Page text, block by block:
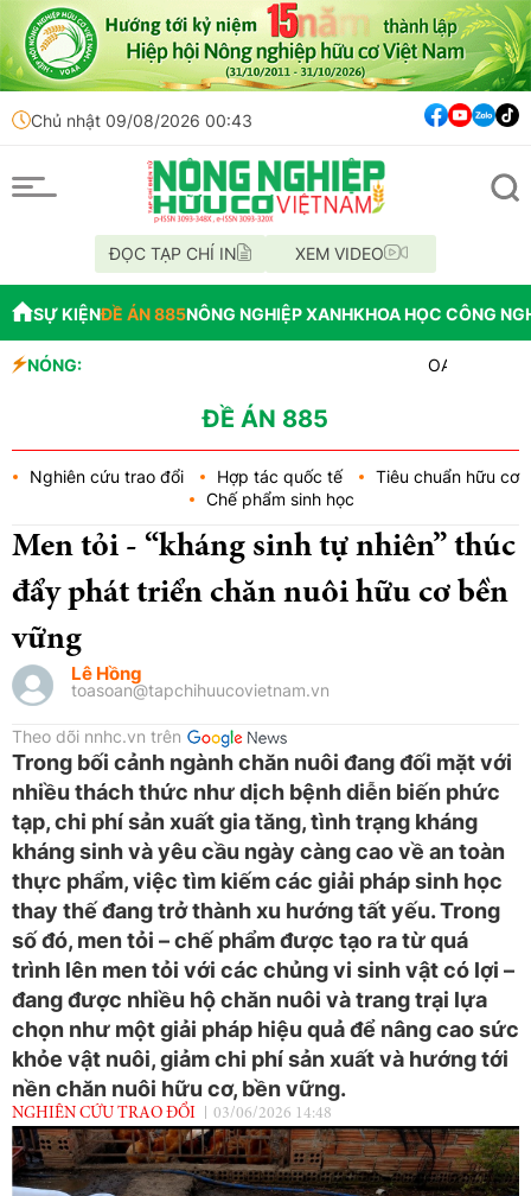
Chủ nhật 09/08/2026 00:43
ĐỌC TẠP CHÍ IN XEM VIDEO
SỰ KIỆNĐỀ ÁN 885NÔNG NGHIỆP XANHKHOA HỌC CÔNG
NÓNG:
OAU đưa nhà máy
ĐỀ ÁN 885
Nghiên cứu trao đổi Hợp tác quốc tế
Tiêu chuẩn hữu cơ
Chế phẩm sinh học
Men tỏi - “kháng sinh tự nhiên” thúc
đẩy phát triển chăn nuôi hữu cơ bền
vững
Lê Hồng
toasoan@tapchihuucovietnam.vn
Theo dõi nnhc.vn trên
Trong bối cảnh ngành chăn nuôi đang đối mặt với
nhiều thách thức như dịch bệnh diễn biến phức
tạp, chi phí sản xuất gia tăng, tình trạng kháng
kháng sinh và yêu cầu ngày càng cao về an toàn
thực phẩm, việc tìm kiếm các giải pháp sinh học
thay thế đang trở thành xu hướng tất yếu. Trong
số đó, men tỏi – chế phẩm được tạo ra từ quá
trình lên men tỏi với các chủng vi sinh vật có lợi –
đang được nhiều hộ chăn nuôi và trang trại lựa
chọn như một giải pháp hiệu quả để nâng cao sức
khỏe vật nuôi, giảm chi phí sản xuất và hướng tới
nền chăn nuôi hữu cơ, bền vững.
NGHIÊN CỨU TRAO ĐỔI 03/06/2026 14:48